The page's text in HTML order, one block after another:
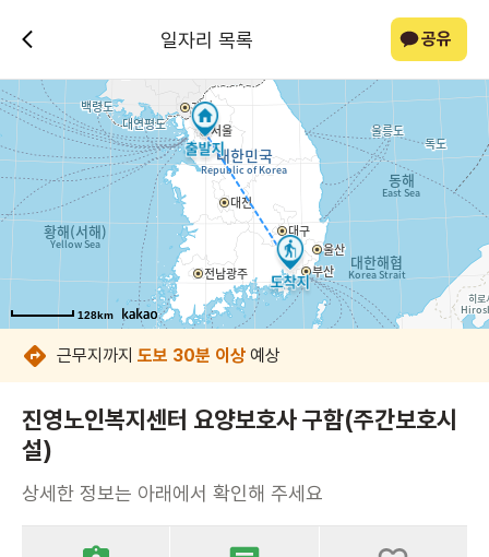
일자리 목록 공유
128km
128km
128km
128km
128km
128km
근무지까지 도보 30분 이상 예상
진영노인복지센터 요양보호사 구함(주간보호시
설)
상세한 정보는 아래에서 확인해 주세요